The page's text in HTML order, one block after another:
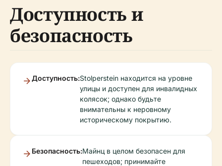
Доступность и
безопасность
Доступность:Stolperstein находится на уровне
улицы и доступен для инвалидных
колясок; однако будьте
внимательны к неровному
историческому покрытию.
Безопасность:Майнц в целом безопасен для
пешеходов; принимайте